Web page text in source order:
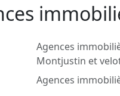
Agences
Montjustin et
Agences